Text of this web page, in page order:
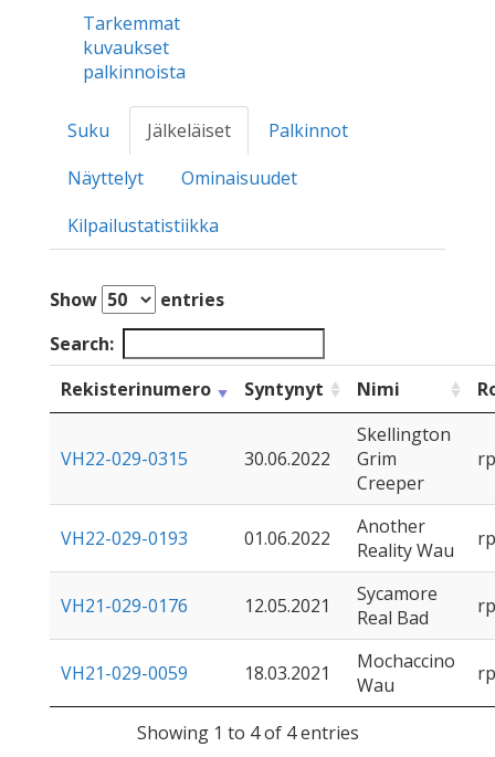
Tarkemmat
kuvaukset
palkinnoista
Suku Jälkeläiset
Palkinnot
Näyttelyt
Ominaisuudet
Kilpailustatistiikka
Show
entries
Search:
Rekisterinumero
Syntynyt Nimi
VH22-029-0315 30.06.2022
Skellington
Grim
Creeper
rp
VH22-029-0193 01.06.2022
Another
Reality Wau
rp
VH21-029-0176 12.05.2021
Sycamore
Real Bad
rp
VH21-029-0059 18.03.2021
Mochaccino
Wau
rp
Showing 1 to 4 of 4 entries